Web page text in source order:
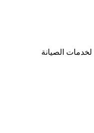
لخدمات الصيانة